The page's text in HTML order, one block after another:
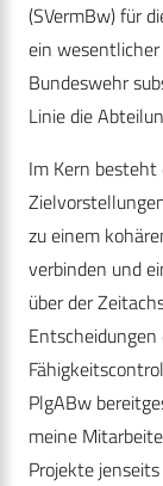
(SVermBw) für
ein wesentlicher
Bundeswehr
Linie die
Im Kern besteht
zu einem
verbinden und
über der
PlgABw
meine
Projekte